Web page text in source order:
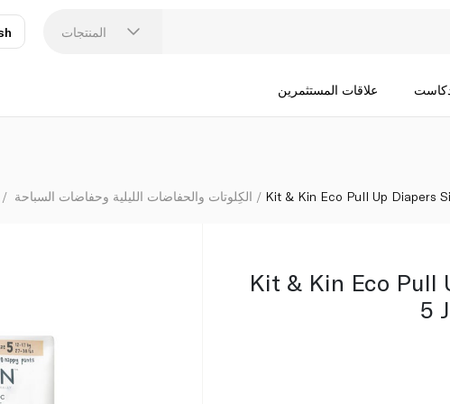
المنتجات
علاقات المستثمرين
الكِلوتات والحفاضات الليلية وحفاضات السباحة Kit & Kin Eco Pull Up Diapers
Kit & Kin Eco Pull
5